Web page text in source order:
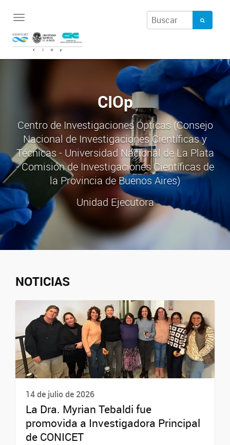
Toggle
navigation
CIOp
Centro de Investigaciones Ópticas (Consejo
Nacional de Investigaciones Científicas y
Técnicas - Universidad Nacional de La Plata
- Comisión de Investigaciones Científicas de
la Provincia de Buenos Aires)
Unidad Ejecutora
NOTICIAS
14 de julio de 2026
La Dra. Myrian Tebaldi fue
promovida a Investigadora Principal
de CONICET